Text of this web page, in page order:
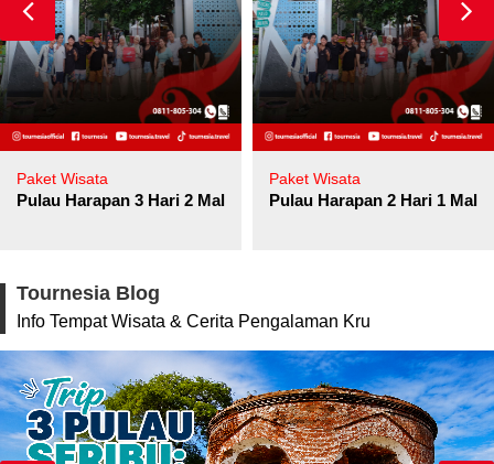
Paket Wisata
Pulau Harapan 3 Hari 2 Malam
Paket Wisata
Pulau Harapan 2 Hari 1
Tournesia Blog
Info Tempat Wisata & Cerita Pengalaman Kru